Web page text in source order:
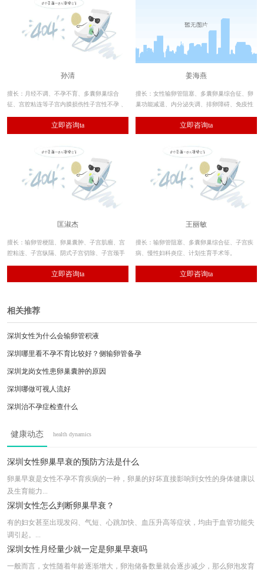
孙清
擅长：月经不调、不孕不育、多囊卵巢综合
征、宫腔粘连等子宫内膜损伤性子宫性不孕 、
性盆腔疼痛性疾病等。立即咨询ta
姜海燕
擅长：女性输卵管阻塞、多囊卵巢综合征、卵
巢功能减退、内分泌失调、排卵障碍、免疫性
立即咨询ta
匡淑杰
擅长：输卵管梗阻、卵巢囊肿、子宫肌瘤、宫
腔粘连、子宫纵隔、阴式子宫切除、子宫颈手
科炎症、宫颈疾病、痛经、闭经、月经不调。
立即咨询ta
王丽敏
擅长：输卵管阻塞、多囊卵巢综合征、子宫疾
病、慢性妇科炎症、计划生育手术等。
立即咨询ta
相关推荐
深圳女性为什么会输卵管积液
深圳哪里看不孕不育比较好？侧输卵管备孕
深圳龙岗女性患卵巢囊肿的原因
深圳哪做可视人流好
深圳治不孕症检查什么
深圳怡康妇产医院宫腔粘连需要做什么检查？
深圳不孕不育医院，母婴健康
深圳输卵管堵塞治疗需要多少钱，贵吗？
健康动态 health dynamics
深圳女性卵巢早衰的预防方法是什么
卵巢早衰是女性不孕不育疾病的一种，卵巢的好坏直接影响到女性的身体健康以
及生育能力...
深圳女性怎么判断卵巢早衰？
有的妇女甚至出现发闷、气短、心跳加快、血压升高等症状，均由于血管功能失
调引起。...
深圳女性月经量少就一定是卵巢早衰吗
一般而言，女性随着年龄逐渐增大，卵泡储备数量就会逐步减少，那么卵泡发育